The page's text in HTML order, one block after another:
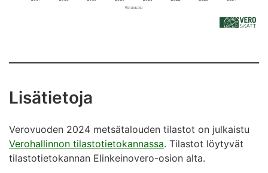
Lisätietoja
Verovuoden 2024 metsätalouden tilastot on julkaistu
Verohallinnon tilastotietokannassa. Tilastot löytyvät
tilastotietokannan Elinkeinovero-osion alta.